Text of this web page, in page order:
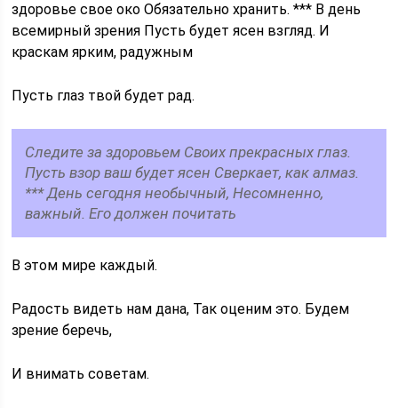
здоровье свое око Обязательно хранить. *** В день
всемирный зрения Пусть будет ясен взгляд. И
краскам ярким, радужным
Пусть глаз твой будет рад.
Следите за здоровьем Своих прекрасных глаз.
Пусть взор ваш будет ясен Сверкает, как алмаз.
*** День сегодня необычный, Несомненно,
важный. Его должен почитать
В этом мире каждый.
Радость видеть нам дана, Так оценим это. Будем
зрение беречь,
И внимать советам.